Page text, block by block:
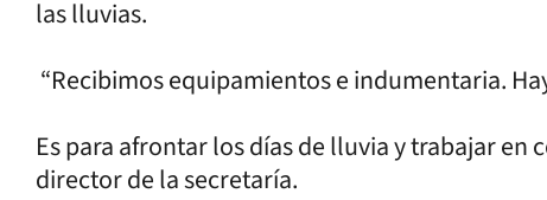
las lluvias.
“Recibimos equipamientos e indumentaria.
Es para afrontar los días de lluvia y trabajar en
director de la secretaría.